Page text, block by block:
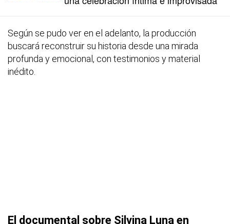
Según se pudo ver en el adelanto, la producción
buscará reconstruir su historia desde una mirada
profunda y emocional, con testimonios y material
inédito.
El documental sobre Silvina Luna en